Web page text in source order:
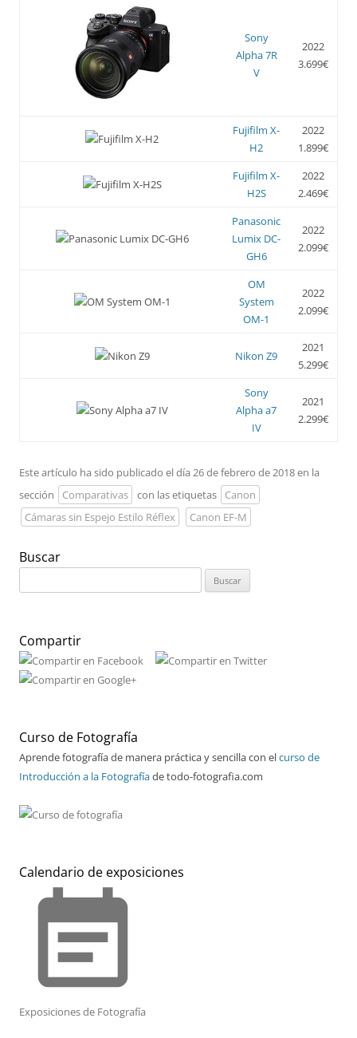
Sony
Alpha 7R
V
2022
3.699€
Fujifilm X-
H2
2022
1.899€
Fujifilm X-
H2S
2022
2.469€
Panasonic
Lumix DC-
GH6
2022
2.099€
OM
System
OM-1
2022
2.099€
Nikon Z9
2021
5.299€
Sony
Alpha a7
IV
2021
2.299€
Este artículo ha sido publicado el día 26 de febrero de 2018 en la
sección
Comparativas con las etiquetas
Canon
Cámaras sin Espejo Estilo Réflex
Canon EF-M
Buscar
Compartir
Curso de Fotografía
Aprende fotografía de manera práctica y sencilla con elcurso de
Introducción a la Fotografíade todo-fotografia.com
Calendario de exposiciones
event_note
Exposiciones de Fotografía